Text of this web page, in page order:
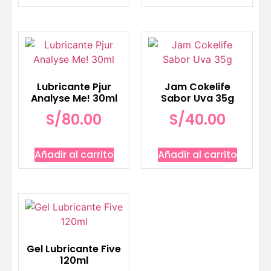
Lubricante Pjur
Analyse Me! 30ml
S/80.00
Añadir al carrito
Jam Cokelife
Sabor Uva 35g
S/40.00
Añadir al carrito
Gel Lubricante Five
120ml